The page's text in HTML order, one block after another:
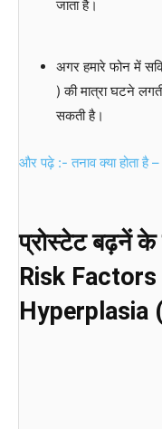
जाता है।
अगर हमारे फोन में
) की मात्रा घटने
सकती है।
और पढ़े :- तनाव क्या होता है
प्रोस्टेट बढ़नें
Risk
Hyperplasia